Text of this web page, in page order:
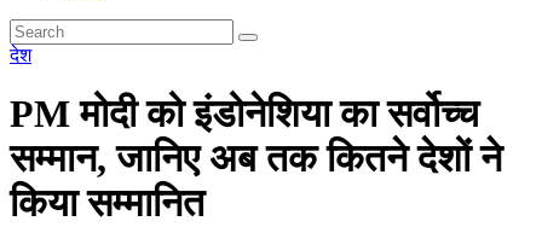
देश
PM मोदी को इंडोनेशिया का सर्वोच्च
सम्मान, जानिए अब तक कितने देशों ने
किया सम्मानित